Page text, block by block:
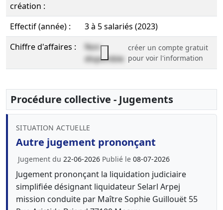
création :
Effectif (année) :
3 à 5 salariés (2023)
Chiffre d'affaires :
Non
disponible
créer un compte gratuit
pour voir l'information
Procédure collective - Jugements
SITUATION ACTUELLE
Autre jugement prononçant
Jugement du 22-06-2026 Publié le 08-07-2026
Jugement prononçant la liquidation judiciaire
simplifiée désignant liquidateur Selarl Arpej
mission conduite par Maître Sophie Guillouët 55